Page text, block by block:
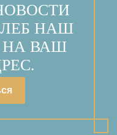
НАШ
ВАШ